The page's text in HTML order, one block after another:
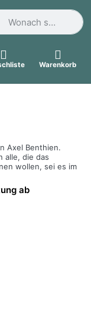
Sie einen
Warenkorb
Axel Benthien.
alle, die das
wollen, sei es im
ab